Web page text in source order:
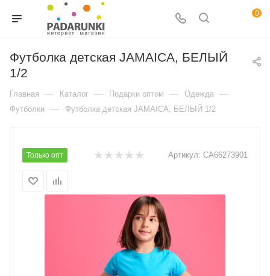
0
Футболка детская JAMAICA, БЕЛЫЙ
1/2
Главная — Каталог — Подарки оптом — Одежда —
Футболки — Футболка детская JAMAICA, БЕЛЫЙ 1/2
Только опт Артикул: CA66273901